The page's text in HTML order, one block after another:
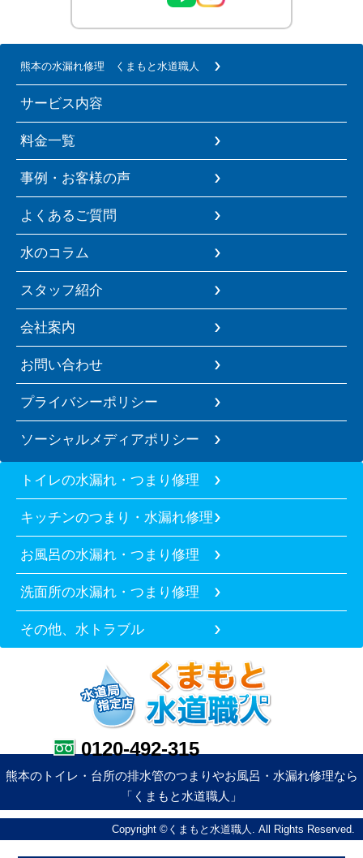
熊本の水漏れ修理 くまもと水道職人
サービス内容
料金一覧
事例・お客様の声
よくあるご質問
水のコラム
スタッフ紹介
会社案内
お問い合わせ
プライバシーポリシー
ソーシャルメディアポリシー
トイレの水漏れ・つまり修理
キッチンのつまり・水漏れ修理
お風呂の水漏れ・つまり修理
洗面所の水漏れ・つまり修理
その他、水トラブル
0120-492-315
熊本のトイレ・台所の排水管のつまりやお風呂・水漏れ修理なら
「くまもと水道職人」
Copyright ©くまもと水道職人. All Rights Reserved.